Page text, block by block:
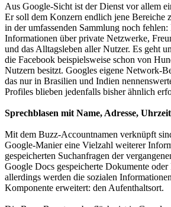
Aus Google-Sicht ist der Dienst vor allem
Er soll dem Konzern endlich jene Bereiche
in der umfassenden Sammlung noch
Informationen über private Netzwerke,
und das Alltagsleben aller Nutzer. Es geht
die Facebook beispielsweise schon von
Nutzern besitzt. Googles eigene Network-
das nur in Brasilien und Indien
Profiles blieben jedenfalls bisher ähnlich
Sprechblasen mit Name, Adresse,
Mit dem Buzz-Accountnamen verknüpft
Google-Manier eine Vielzahl weiterer
gespeicherten Suchanfragen der
Google Docs gespeicherte Dokumente
allerdings werden die sozialen
Komponente erweitert: den Aufenthaltsort.